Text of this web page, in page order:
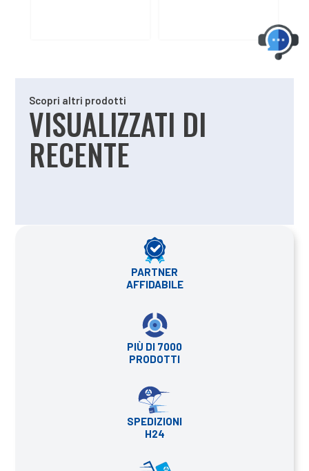
Scopri altri prodotti
VISUALIZZATI DI
RECENTE
PARTNER
AFFIDABILE
PIÙ DI 7000
PRODOTTI
SPEDIZIONI
H24